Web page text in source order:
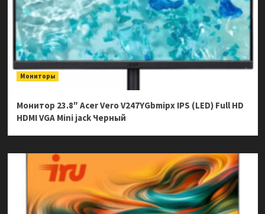
Мониторы
Монитор 23.8″ Acer Vero V247YGbmipx IPS (LED) Full HD
HDMI VGA Mini jack Черный